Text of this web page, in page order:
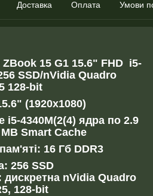
Доставка Оплата Умови
ZBook 15 G1 15.6" FHD i5-
SSD/nVidia Quadro
128-bit
(1920x1080)
i5-4340M(2(4) ядра по 2.9
Smart Cache
16 Гб DDR3
256 SSD
дискретна nVidia Quadro
128-bit